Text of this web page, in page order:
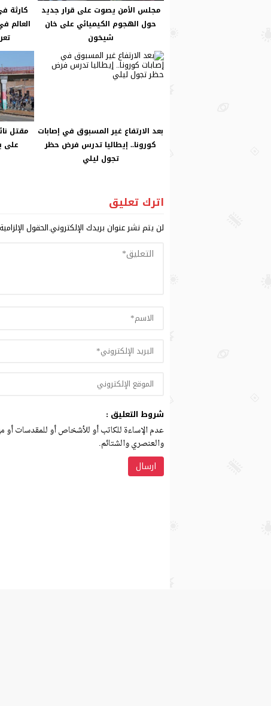
مجلس الأمن يصوت على قرار جديد
حول الهجوم الكيميائي على خان
شيخون
كارثة
العالم
بعد الارتفاع غير المسبوق في إصابات
كورونا.. إيطاليا تدرس فرض حظر
تجول ليلي
مقتل
على
اترك تعليق
لن يتم نشر عنوان بريدك الإلكتروني.الحقول
شروط التعليق :
عدم الإساءة للكاتب أو للأشخاص أو للمقدسات أو
والعنصري والشتائم.